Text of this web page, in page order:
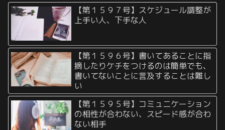
【第１５９７号】スケジュール調整が
上手い人、下手な人
【第１５９６号】書いてあることに指
摘したりケチをつけるのは簡単でも、
書いてないことに言及することは難し
い
【第１５９５号】コミュニケーション
の相性が合わない、スピード感が合わ
ない相手